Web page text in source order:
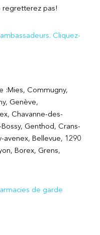
regretterez pas!
Cliquez-
:Mies, Commugny,
Genève,
Chavanne-des-
Genthod, Crans-
avenex, Bellevue, 1290
Borex, Grens,
de garde